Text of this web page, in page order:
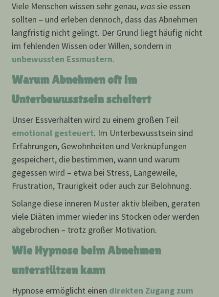
Viele Menschen wissen sehr genau, wassie essen
sollten – und erleben dennoch, dass das Abnehmen
langfristig nicht gelingt. Der Grund liegt häufig nicht
im fehlenden Wissen oder Willen, sondern in
unbewussten Essmustern.
Warum Abnehmen oft im
Unterbewusstsein scheitert
Unser Essverhalten wird zu einem großen Teil
emotional gesteuert. Im Unterbewusstsein sind
Erfahrungen, Gewohnheiten und Verknüpfungen
gespeichert, die bestimmen, wann und warum
gegessen wird – etwa bei Stress, Langeweile,
Frustration, Traurigkeit oder auch zur Belohnung.
Solange diese inneren Muster aktiv bleiben, geraten
viele Diäten immer wieder ins Stocken oder werden
abgebrochen – trotz großer Motivation.
Wie Hypnose beim Abnehmen
unterstützen kann
Hypnose ermöglicht einen direkten Zugang zum